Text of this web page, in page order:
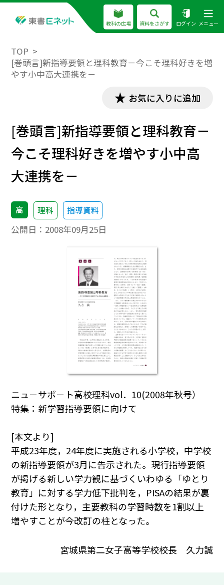
教科の広場 資料をさがす ログイン メニュー
TOP
[巻頭言]新指導要領と理科教育－今こそ理科好きを増
やす小中高大連携を－
お気に入りに追加
[巻頭言]新指導要領と理科教育－
今こそ理科好きを増やす小中高
大連携を－
高 理科 指導資料
公開日： 2008年09月25日
ニュ－サポ－ト高校理科vol．10(2008年秋号）
特集：新学習指導要領に向けて
[本文より]
平成23年度，24年度に実施される小学校，中学校
の新指導要領が3月に告示された。現行指導要領
が掲げる新しい学力観に基づくいわゆる「ゆとり
教育」に対する学力低下批判を，PISAの結果が裏
付けた形となり，主要教科の学習時数を1割以上
増やすことが今改訂の柱となった。
宮城県第二女子高等学校校長 久力誠